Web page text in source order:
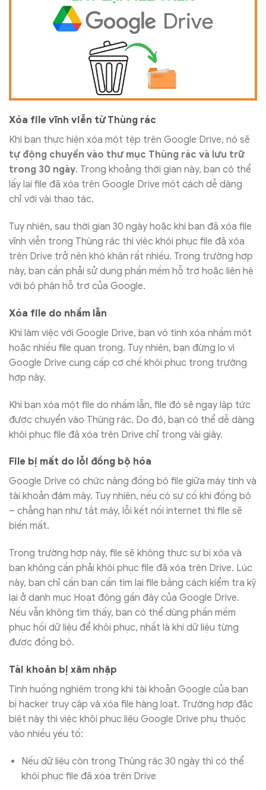
Xóa file vĩnh viễn từ Thùng rác
Khi bạn thực hiện xóa một tệp trên Google Drive, nó sẽ
tự động chuyển vào thư mục Thùng rác và lưu trữ
trong 30 ngày. Trong khoảng thời gian này, bạn có thể
lấy lại file đã xóa trên Google Drive một cách dễ dàng
chỉ với vài thao tác.
Tuy nhiên, sau thời gian 30 ngày hoặc khi bạn đã xóa file
vĩnh viễn trong Thùng rác thì việc khôi phục file đã xóa
trên Drive trở nên khó khăn rất nhiều. Trong trường hợp
này, bạn cần phải sử dụng phần mềm hỗ trợ hoặc liên hệ
với bộ phận hỗ trợ của Google.
Xóa file do nhầm lẫn
Khi làm việc với Google Drive, bạn vô tình xóa nhầm một
hoặc nhiều file quan trọng. Tuy nhiên, bạn đừng lo vì
Google Drive cung cấp cơ chế khôi phục trong trường
hợp này.
Khi bạn xóa một file do nhầm lẫn, file đó sẽ ngay lập tức
được chuyển vào Thùng rác. Do đó, bạn có thể dễ dàng
khôi phục file đã xóa trên Drive chỉ trong vài giây.
File bị mất do lỗi đồng bộ hóa
Google Drive có chức năng đồng bộ file giữa máy tính và
tài khoản đám mây. Tuy nhiên, nếu có sự cố khi đồng bộ
– chẳng hạn như tắt máy, lỗi kết nối internet thì file sẽ
biến mất.
Trong trường hợp này, file sẽ không thực sự bị xóa và
bạn không cần phải khôi phục file đã xóa trên Drive. Lúc
này, bạn chỉ cần bạn cần tìm lại file bằng cách kiểm tra kỹ
lại ở danh mục Hoạt động gần đây của Google Drive.
Nếu vẫn không tìm thấy, bạn có thể dùng phần mềm
phục hồi dữ liệu để khôi phục, nhất là khi dữ liệu từng
được đồng bộ.
Tài khoản bị xâm nhập
Tình huống nghiêm trọng khi tài khoản Google của bạn
bị hacker truy cập và xóa file hàng loạt. Trường hợp đặc
biệt này thì việc khôi phục liệu Google Drive phụ thuộc
vào nhiều yếu tố:
Nếu dữ liệu còn trong Thùng rác 30 ngày thì có thể
khôi phục file đã xóa trên Drive